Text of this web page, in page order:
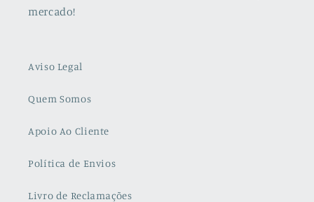
mercado!
Aviso Legal
Quem Somos
Apoio Ao Cliente
Política de Envios
Livro de Reclamações